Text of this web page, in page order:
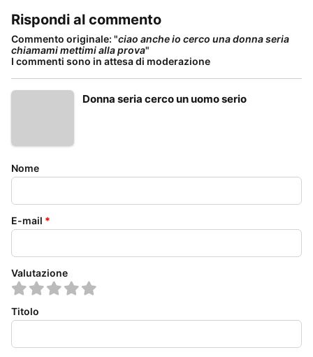
Rispondi al commento
Commento originale: "ciao anche io cerco una donna seria
chiamami mettimi alla prova"
I commenti sono in attesa di moderazione
Donna seria cerco un uomo serio
Nome
E-mail *
Valutazione
Titolo